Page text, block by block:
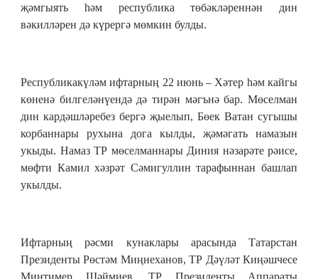
җәмгыять һәм республика төбәкләреннән дин
вәкилләрен дә күрергә мөмкин булды.
Республикакүләм ифтарның 22 июнь – Хәтер һәм кайгы
көненә билгеләнүендә дә тирән мәгънә бар. Мөселман
дин кардәшләребез бергә җыелып, Бөек Ватан сугышы
корбаннары рухына дога кылды, җәмәгать намазын
укыды. Намаз ТР мөселманнары Диния нәзарәте рәисе,
мөфти Камил хәзрәт Сәмигуллин тарафыннан башлап
укылды.
Ифтарның рәсми кунаклары арасында Татарстан
Президенты Рөстәм Миңнеханов, ТР Дәүләт Киңәшчесе